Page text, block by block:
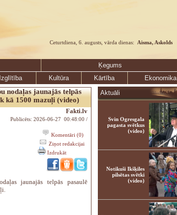
Ceturtdiena, 6. augusts, vārda dienas: Aisma, Askolds
Ķegums
Izglītība Kultūra Kārtība Ekonomika
nodaļas jaunajās telpās
kā 1500 mazuļi (video)
Fakti.lv
Publicēts: 2026-06-27 00:48:00 /
Komentāri (0)
Ziņot redakcijai
Izdrukāt
jaunajās telpās pasaulē
Aktuāli
Svin Ogresgala
pagasta svētkus
(video)
Notikuši Ikšķiles
pilsētas svētki
(video)